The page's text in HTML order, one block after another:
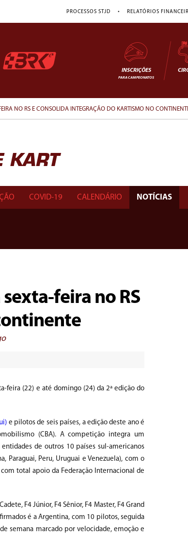
PROCESSOS STJD • RELATÓRIOS
INSCRIÇÕES
PARA CAMPEONATOS
NO RS E CONSOLIDA INTEGRAÇÃO DO KARTISMO NO
KART
COVID-19 CALENDÁRIO NOTÍCIAS
feira no RS
feira (22) e até domingo (24) da 2ª edição do
e pilotos de seis países, a edição deste ano é
(CBA). A competição integra um
de outros 10 países sul-americanos
Paraguai, Peru, Uruguai e Venezuela), com o
total apoio da Federação Internacional de
F4 Júnior, F4 Sênior, F4 Master, F4 Grand
é a Argentina, com 10 pilotos, seguida
semana marcado por velocidade, emoção e